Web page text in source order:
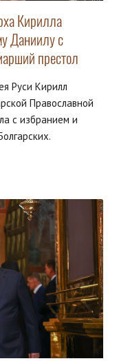
Кирилла
Даниилу с
престол
Руси Кирилл
Православной
с избранием и